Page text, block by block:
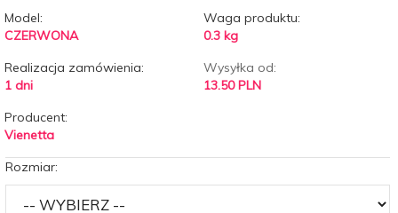
Model:
CZERWONA
Waga produktu:
0.3 kg
Realizacja zamówienia:
1 dni
Wysyłka od:
13.50 PLN
Producent:
Vienetta
Rozmiar: